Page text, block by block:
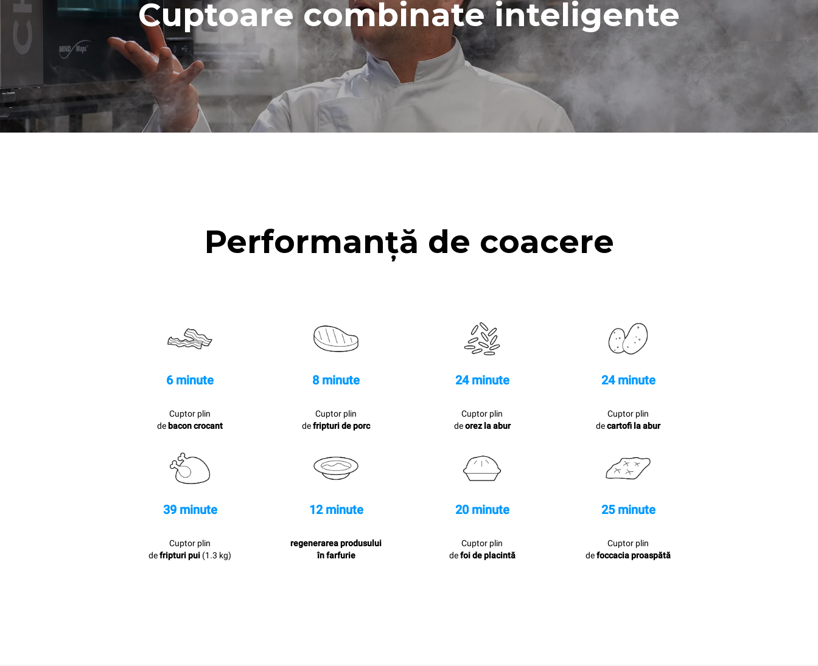
1 spălare lungă
1 spălare medie
Cuptoare combinate inteligente
Performanță de coacere
6 minute
Cuptor plin
de bacon crocant
8 minute
Cuptor plin
defripturi de porc
24 minute
Cuptor plin
deorez la abur
24 minute
Cuptor plin
decartofi la abur
39 minute
Cuptor plin
defripturi pui (1.3 kg)
12 minute
regenerarea produsului
în farfurie
20 minute
Cuptor plin
defoi de placintă
25 minute
Cuptor plin
defoccacia proaspătă